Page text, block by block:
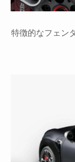
特徴的なフェン